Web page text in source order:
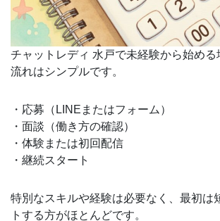
チャットレディ 水戸で未経験から始める
流れはシンプルです。
・応募（LINEまたはフォーム）
・面談（働き方の確認）
・体験または初回配信
・継続スタート
特別なスキルや経験は必要なく、最初は
トする方がほとんどです。